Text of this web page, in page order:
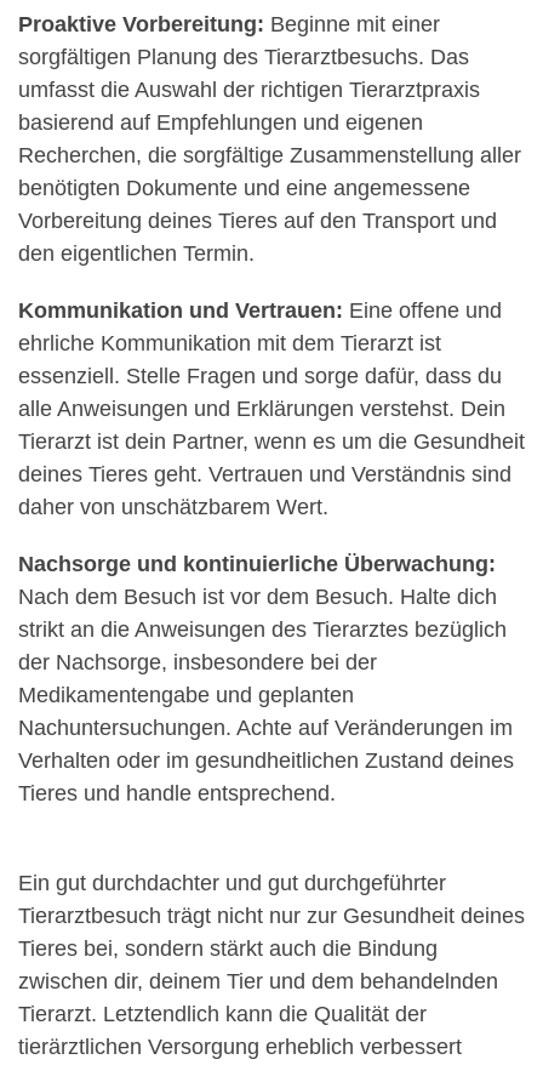
Proaktive Vorbereitung: Beginne mit einer
sorgfältigen Planung des Tierarztbesuchs. Das
umfasst die Auswahl der richtigen Tierarztpraxis
basierend auf Empfehlungen und eigenen
Recherchen, die sorgfältige Zusammenstellung aller
benötigten Dokumente und eine angemessene
Vorbereitung deines Tieres auf den Transport und
den eigentlichen Termin.
Kommunikation und Vertrauen: Eine offene und
ehrliche Kommunikation mit dem Tierarzt ist
essenziell. Stelle Fragen und sorge dafür, dass du
alle Anweisungen und Erklärungen verstehst. Dein
Tierarzt ist dein Partner, wenn es um die Gesundheit
deines Tieres geht. Vertrauen und Verständnis sind
daher von unschätzbarem Wert.
Nachsorge und kontinuierliche Überwachung:
Nach dem Besuch ist vor dem Besuch. Halte dich
strikt an die Anweisungen des Tierarztes bezüglich
der Nachsorge, insbesondere bei der
Medikamentengabe und geplanten
Nachuntersuchungen. Achte auf Veränderungen im
Verhalten oder im gesundheitlichen Zustand deines
Tieres und handle entsprechend.
Ein gut durchdachter und gut durchgeführter
Tierarztbesuch trägt nicht nur zur Gesundheit deines
Tieres bei, sondern stärkt auch die Bindung
zwischen dir, deinem Tier und dem behandelnden
Tierarzt. Letztendlich kann die Qualität der
tierärztlichen Versorgung erheblich verbessert